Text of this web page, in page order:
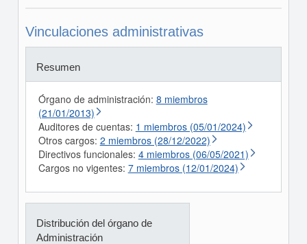
Vinculaciones administrativas
Resumen
Órgano de administración: 8 miembros
(21/01/2013)
Auditores de cuentas: 1 miembros (05/01/2024)
Otros cargos: 2 miembros (28/12/2022)
Directivos funcionales: 4 miembros (06/05/2021)
Cargos no vigentes: 7 miembros (12/01/2024)
Distribución del órgano de
Administración